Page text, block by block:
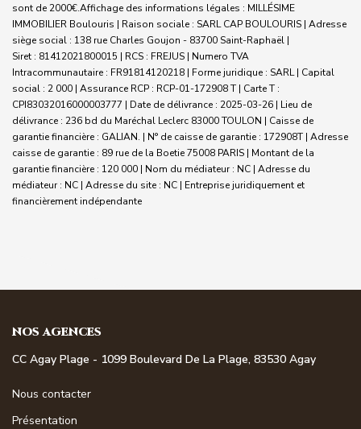
sont de 2000€.Affichage des informations légales : MILLÉSIME
IMMOBILIER Boulouris | Raison sociale : SARL CAP BOULOURIS | Adresse
siège social : 138 rue Charles Goujon - 83700 Saint-Raphaël |
Siret : 81412021800015 | RCS : FREJUS | Numero TVA
Intracommunautaire : FR91814120218 | Forme juridique : SARL | Capital
social : 2 000 | Assurance RCP : RCP-01-172908 T | Carte T :
CPI83032016000003777 | Date de délivrance : 2025-03-26 | Lieu de
délivrance : 236 bd du Maréchal Leclerc 83000 TOULON | Caisse de
garantie financière : GALIAN. | N° de caisse de garantie : 172908T | Adresse
caisse de garantie : 89 rue de la Boetie 75008 PARIS | Montant de la
garantie financière : 120 000 | Nom du médiateur : NC | Adresse du
médiateur : NC | Adresse du site : NC | Entreprise juridiquement et
financièrement indépendante
NOS AGENCES
CC Agay Plage - 1099 Boulevard De La Plage, 83530 Agay
Nous contacter
Présentation